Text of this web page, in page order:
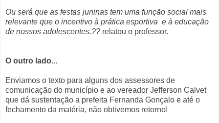
Ou será que as festas juninas tem uma função social mais
relevante que o incentivo à prática esportiva e à educação
de nossos adolescentes.?? relatou o professor.
O outro lado...
Enviamos o texto para alguns dos assessores de
comunicação do município e ao vereador Jefferson Calvet
que dá sustentação a prefeita Fernanda Gonçalo e até o
fechamento da matéria, não obtivemos retorno!